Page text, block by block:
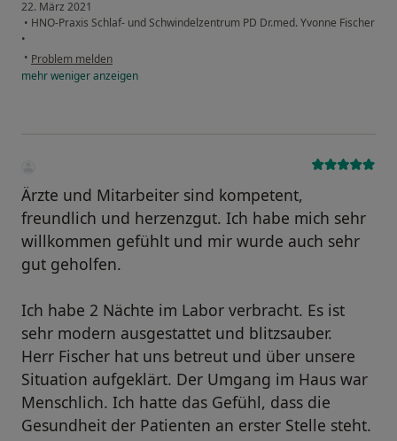
22. März 2021
• HNO-Praxis Schlaf- und Schwindelzentrum PD Dr.med. Yvonne Fischer
•
• Problem melden
mehrwenigeranzeigen
Ärzte und Mitarbeiter sind kompetent,
freundlich und herzenzgut. Ich habe mich sehr
willkommen gefühlt und mir wurde auch sehr
gut geholfen.
Ich habe 2 Nächte im Labor verbracht. Es ist
sehr modern ausgestattet und blitzsauber.
Herr Fischer hat uns betreut und über unsere
Situation aufgeklärt. Der Umgang im Haus war
Menschlich. Ich hatte das Gefühl, dass die
Gesundheit der Patienten an erster Stelle steht.